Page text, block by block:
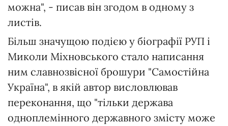
можна", - писав він згодом в одному з
листів.
Більш значущою подією у біографії РУП і
Миколи Міхновського стало написання
ним славнозвісної брошури "Самостійна
Україна", в якій автор висловлював
переконання, що "тільки держава
одноплемінного державного змісту може